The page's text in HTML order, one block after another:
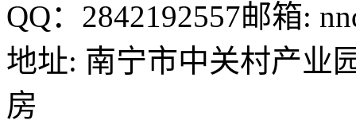
QQ：2842192557邮箱:
地址: 南宁市中关村产业
房